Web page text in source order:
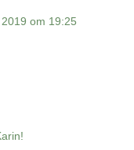
om 19:25